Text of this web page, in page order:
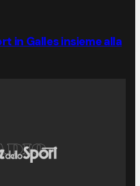
in Galles insieme alla